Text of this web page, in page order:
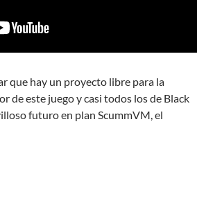
que hay un proyecto libre para la
de este juego y casi todos los de Black
futuro en plan ScummVM, el